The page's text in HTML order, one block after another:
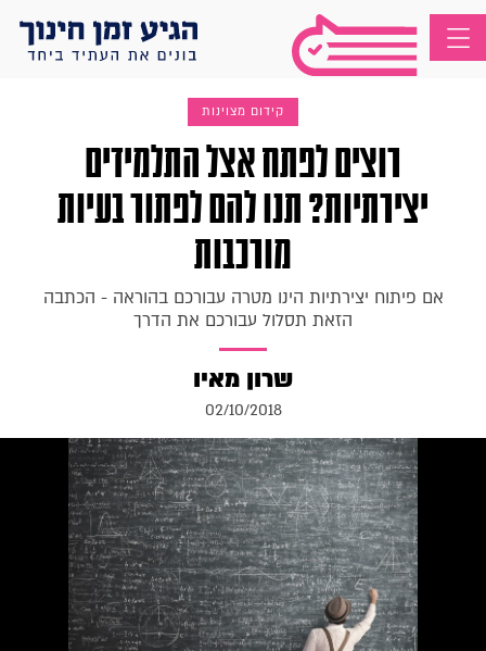
קידום מצוינות
רוצים לפתח אצל התלמידים
יצירתיות? תנו להם לפתור בעיות
מורכבות
אם פיתוח יצירתיות הינו מטרה עבורכם בהוראה - הכתבה
הזאת תסלול עבורכם את הדרך
שרון מאיו
02/10/2018